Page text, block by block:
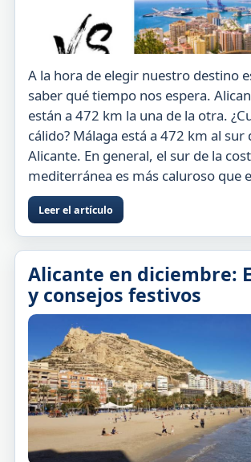
A la hora de elegir nuestro destino
saber qué tiempo nos espera.
están a 472 km la una de la otra.
cálido? Málaga está a 472 km al sur
Alicante. En general, el sur de la
mediterránea es más caluroso que
Leer el artículo
Alicante en diciembre:
y consejos festivos